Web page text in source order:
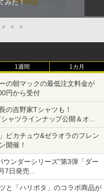
みた！
● ● ●
1週間 1カ月
の朝マックの最低注文料金が
円から受付
の吉野家Tシャツも！
ャツラインナップ公開＆オン
ピカチュウ&ゼラオラのフレン
開催！
ンダーシリーズ”第3弾「ダー
7日発売
使用した超大型チーズバーガー
と「ハリポタ」のコラボ商品が